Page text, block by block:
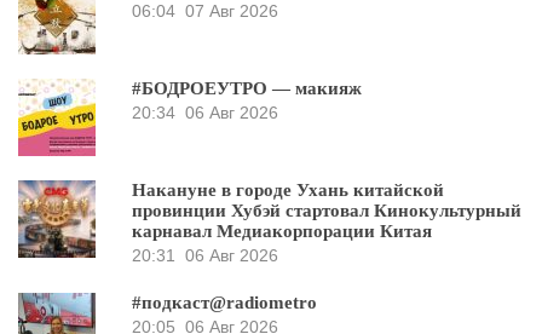
06:04 07 Авг 2026
#БОДРОЕУТРО — макияж
20:34 06 Авг 2026
Накануне в городе Ухань китайской
провинции Хубэй стартовал Кинокультурный
карнавал Медиакорпорации Китая
20:31
06 Авг 2026
#подкаст@radiometro
20:05 06 Авг 2026